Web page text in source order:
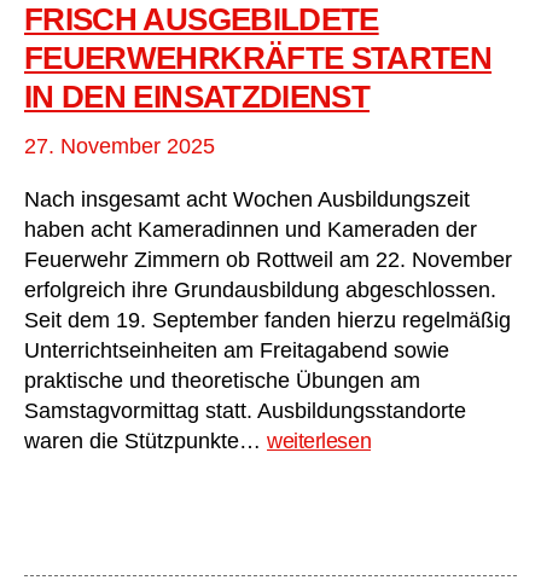
FRISCH AUSGEBILDETE
FEUERWEHRKRÄFTE STARTEN
IN DEN EINSATZDIENST
27. November 2025
Nach insgesamt acht Wochen Ausbildungszeit
haben acht Kameradinnen und Kameraden der
Feuerwehr Zimmern ob Rottweil am 22. November
erfolgreich ihre Grundausbildung abgeschlossen.
Seit dem 19. September fanden hierzu regelmäßig
Unterrichtseinheiten am Freitagabend sowie
praktische und theoretische Übungen am
Samstagvormittag statt. Ausbildungsstandorte
waren die Stützpunkte… Frisch
den
weiterlesen